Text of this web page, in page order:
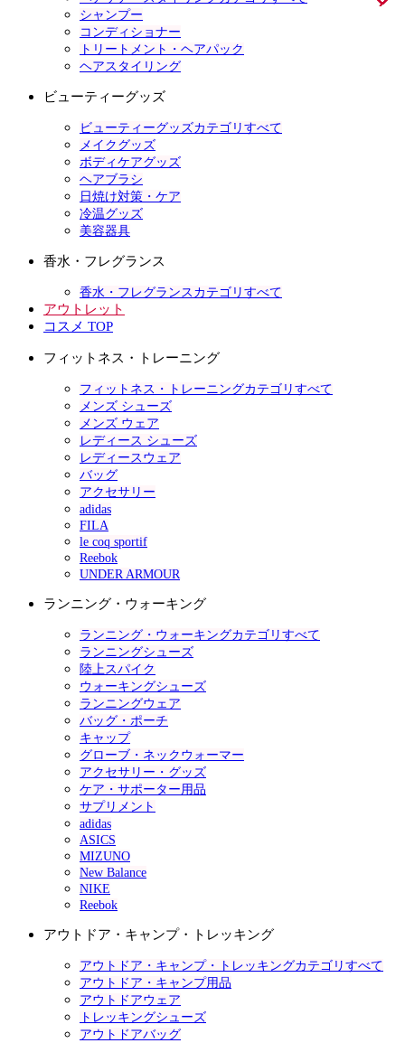
シャンプー
コンディショナー
トリートメント・ヘアパック
ヘアスタイリング
ビューティーグッズ
ビューティーグッズカテゴリすべて
メイクグッズ
ボディケアグッズ
ヘアブラシ
日焼け対策・ケア
冷温グッズ
美容器具
香水・フレグランス
香水・フレグランスカテゴリすべて
アウトレット
コスメ TOP
フィットネス・トレーニング
フィットネス・トレーニングカテゴリすべて
メンズ シューズ
メンズ ウェア
レディース シューズ
レディースウェア
バッグ
アクセサリー
adidas
FILA
le coq sportif
Reebok
UNDER ARMOUR
ランニング・ウォーキング
ランニング・ウォーキングカテゴリすべて
ランニングシューズ
陸上スパイク
ウォーキングシューズ
ランニングウェア
バッグ・ポーチ
キャップ
グローブ・ネックウォーマー
アクセサリー・グッズ
ケア・サポーター用品
サプリメント
adidas
ASICS
MIZUNO
New Balance
NIKE
Reebok
アウトドア・キャンプ・トレッキング
アウトドア・キャンプ・トレッキングカテゴリすべて
アウトドア・キャンプ用品
アウトドアウェア
トレッキングシューズ
アウトドアバッグ